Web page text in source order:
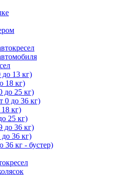
до 13 кг)
18 кг)
до 25 кг)
0 до 36 кг)
кг)
25 кг)
до 36 кг)
36 кг)
36 кг - бустер)